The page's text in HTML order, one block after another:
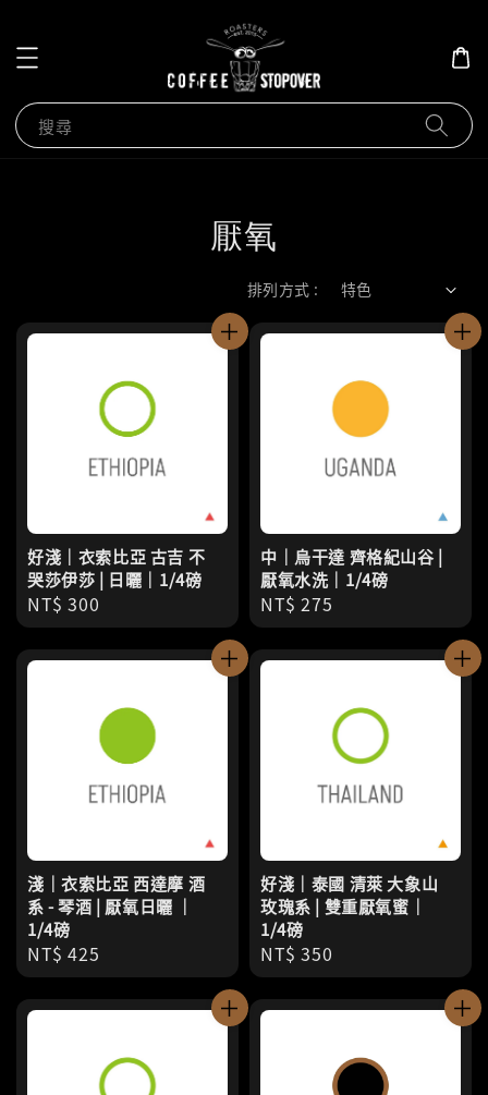
搜尋
厭氧
排列方式 :
好淺｜衣索比亞 古吉 不
哭莎伊莎 | 日曬｜1/4磅
Regular
price
NT$ 300
中｜烏干達 齊格紀山谷 |
厭氧水洗｜1/4磅
Regular
price
NT$ 275
淺｜衣索比亞 西達摩 酒
系 - 琴酒 | 厭氧日曬 ｜
1/4磅
Regular
price
NT$ 425
好淺｜泰國 清萊 大象山
玫瑰系 | 雙重厭氧蜜｜
1/4磅
Regular
price
NT$ 350